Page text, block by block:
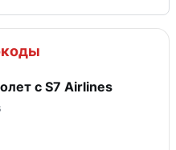
с S7 Airlines